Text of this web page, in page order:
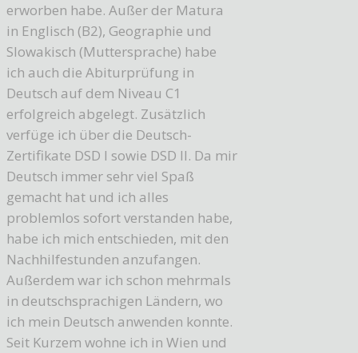
erworben habe. Außer der Matura
in Englisch (B2), Geographie und
Slowakisch (Muttersprache) habe
ich auch die Abiturprüfung in
Deutsch auf dem Niveau C1
erfolgreich abgelegt. Zusätzlich
verfüge ich über die Deutsch-
Zertifikate DSD I sowie DSD II. Da mir
Deutsch immer sehr viel Spaß
gemacht hat und ich alles
problemlos sofort verstanden habe,
habe ich mich entschieden, mit den
Nachhilfestunden anzufangen.
Außerdem war ich schon mehrmals
in deutschsprachigen Ländern, wo
ich mein Deutsch anwenden konnte.
Seit Kurzem wohne ich in Wien und